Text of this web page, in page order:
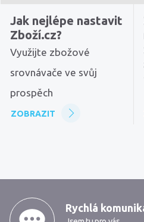
Jak nejlépe nastavit
Zboží.cz?
Využijte zbožové
srovnávače ve svůj
prospěch
ZOBRAZIT
MarkMedia
Rychlá